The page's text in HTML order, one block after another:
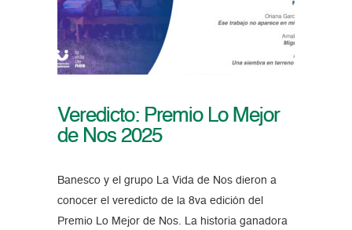
Veredicto: Premio Lo Mejor
de Nos 2025
Banesco y el grupo La Vida de Nos dieron a
conocer el veredicto de la 8va edición del
Premio Lo Mejor de Nos. La historia ganadora